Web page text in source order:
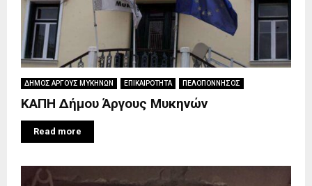
ΔΗΜΟΣ ΑΡΓΟΥΣ ΜΥΚΗΝΩΝ ΕΠΙΚΑΙΡΟΤΗΤΑ ΠΕΛΟΠΟΝΝΗΣΟΣ
ΚΑΠΗ Δήμου Άργους Μυκηνών
Read more